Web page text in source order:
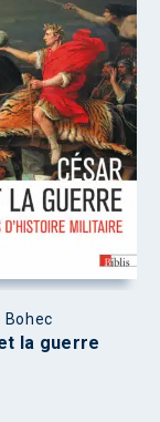
Bohec
la guerre